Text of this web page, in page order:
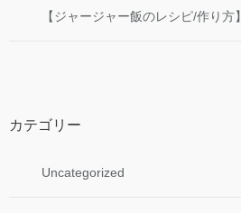
【ジャージャー飯のレシピ/作り方】
カテゴリー
Uncategorized